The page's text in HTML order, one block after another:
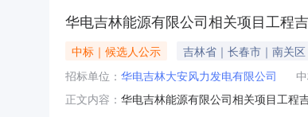
华电吉林能源有限公司相关项目工程
中标｜候选人公示 吉林省｜长春市｜南关区
招标单位： 华电吉林大安风力发电有限公司
正文内容： 华电吉林能源有限公司相关项目工程